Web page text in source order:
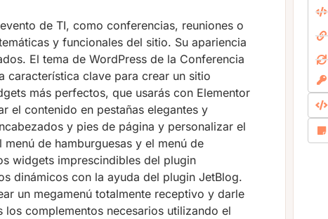
de TI, como conferencias, reuniones o
y funcionales del sitio. Su apariencia
El tema de WordPress de la Conferencia
característica clave para crear un sitio
más perfectos, que usarás con Elementor
el contenido en pestañas elegantes y
y pies de página y personalizar el
de hamburguesas y el menú de
widgets imprescindibles del plugin
dinámicos con la ayuda del plugin JetBlog.
un megamenú totalmente receptivo y darle
complementos necesarios utilizando el